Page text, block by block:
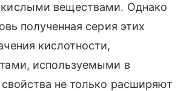
веществами. Однако
полученная серия этих
кислотности,
используемыми в
не только расширяют